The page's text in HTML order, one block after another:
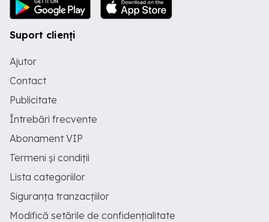
Suport clienți
Ajutor
Contact
Publicitate
Întrebări frecvente
Abonament VIP
Termeni și condiții
Lista categoriilor
Siguranța tranzacțiilor
Modifică setările de confidențialitate